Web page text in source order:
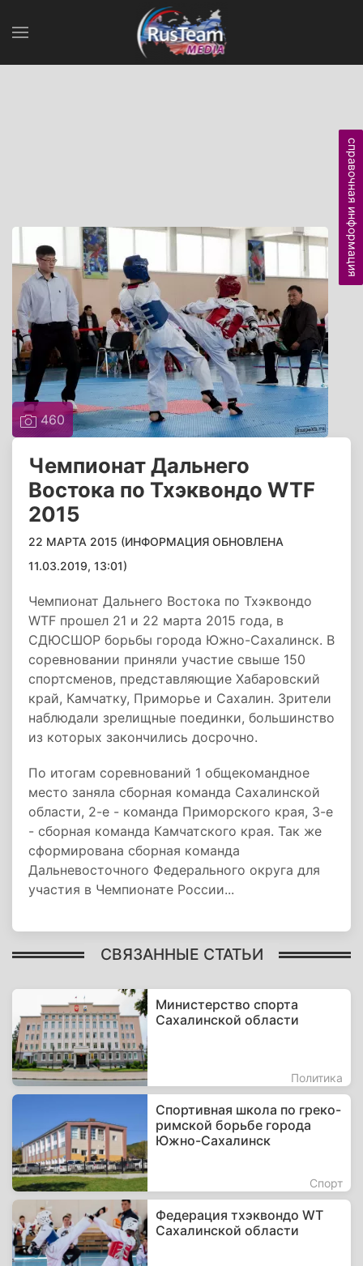
460
Чемпионат Дальнего
Востока по Тхэквондо WTF
2015
22 МАРТА 2015 (ИНФОРМАЦИЯ ОБНОВЛЕНА
11.03.2019, 13:01)
Чемпионат Дальнего Востока по Тхэквондо
WTF прошел 21 и 22 марта 2015 года, в
СДЮСШОР борьбы города Южно-Сахалинск. В
соревновании приняли участие свыше 150
спортсменов, представляющие Хабаровский
край, Камчатку, Приморье и Сахалин. Зрители
наблюдали зрелищные поединки, большинство
из которых закончились досрочно.
По итогам соревнований 1 общекомандное
место заняла сборная команда Сахалинской
области, 2-е - команда Приморского края, 3-е
- сборная команда Камчатского края. Так же
сформирована сборная команда
Дальневосточного Федерального округа для
участия в Чемпионате России...
СВЯЗАННЫЕ СТАТЬИ
Министерство спорта
Сахалинской области
Политика
Спортивная школа по греко-
римской борьбе города
Южно-Сахалинск
Спорт
Федерация тхэквондо WT
Сахалинской области
справочная информация